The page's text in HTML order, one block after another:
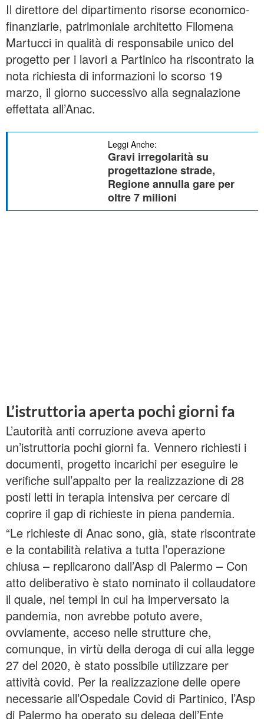
Il direttore del dipartimento risorse economico-
finanziarie, patrimoniale architetto Filomena
Martucci in qualità di responsabile unico del
progetto per i lavori a Partinico ha riscontrato la
nota richiesta di informazioni lo scorso 19
marzo, il giorno successivo alla segnalazione
effettata all’Anac.
Leggi Anche:
Gravi irregolarità su
progettazione strade,
Regione annulla gare per
oltre 7 milioni
L’istruttoria aperta pochi giorni fa
L’autorità anti corruzione aveva aperto
un’istruttoria pochi giorni fa. Vennero richiesti i
documenti, progetto incarichi per eseguire le
verifiche sull’appalto per la realizzazione di 28
posti letti in terapia intensiva per cercare di
coprire il gap di richieste in piena pandemia.
“Le richieste di Anac sono, già, state riscontrate
e la contabilità relativa a tutta l’operazione
chiusa – replicarono dall’Asp di Palermo – Con
atto deliberativo è stato nominato il collaudatore
il quale, nei tempi in cui ha imperversato la
pandemia, non avrebbe potuto avere,
ovviamente, acceso nelle strutture che,
comunque, in virtù della deroga di cui alla legge
27 del 2020, è stato possibile utilizzare per
attività covid. Per la realizzazione delle opere
necessarie all’Ospedale Covid di Partinico, l’Asp
di Palermo ha operato su delega dell’Ente